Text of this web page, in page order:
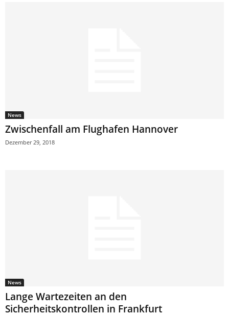
News
Zwischenfall am Flughafen Hannover
Dezember 29, 2018
News
Lange Wartezeiten an den
Sicherheitskontrollen in Frankfurt